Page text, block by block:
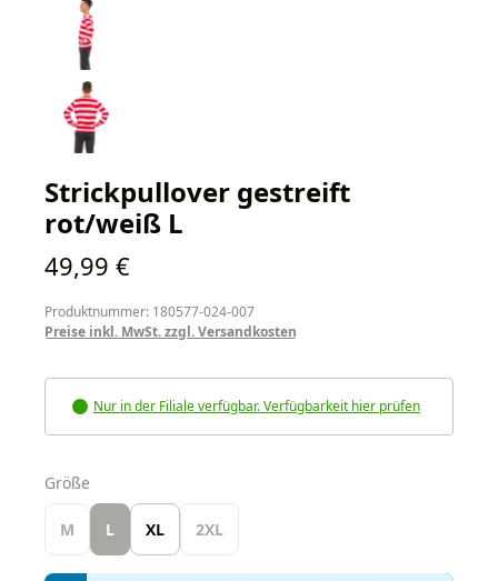
Strickpullover gestreift
rot/weiß L
Regulärer Preis:
49,99 €
Produktnummer: 180577-024-007
Preise inkl. MwSt. zzgl. Versandkosten
Nur in der Filiale verfügbar. Verfügbarkeit hier prüfen
Größe
M L XL 2XL